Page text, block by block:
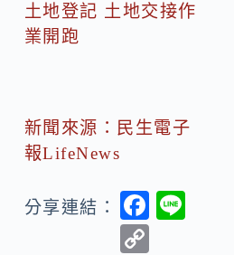
土地登記 土地交接作
業開跑
新聞來源：民生電子
報LifeNews
分享連結：
F